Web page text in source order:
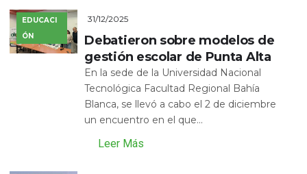
EDUCACI
ÓN
31/12/2025
Debatieron sobre modelos de
gestión escolar de Punta Alta
En la sede de la Universidad Nacional
Tecnológica Facultad Regional Bahía
Blanca, se llevó a cabo el 2 de diciembre
un encuentro en el que...
Leer Más